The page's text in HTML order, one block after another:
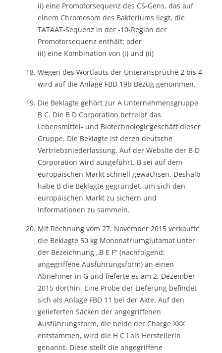
ii) eine Promotorsequenz des CS-Gens, das auf
einem Chromosom des Bakteriums liegt, die
TATAAT-Sequenz in der -10-Region der
Promotorsequenz enthält; oder
iii) eine Kombination von (i) und (ii)
Wegen des Wortlauts der Unteransprüche 2 bis 4
wird auf die Anlage FBD 19b Bezug genommen.
Die Beklagte gehört zur A Unternehmensgruppe
B C. Die B D Corporation betreibt das
Lebensmittel- und Biotechnologiegeschäft dieser
Gruppe. Die Beklagte ist deren deutsche
Vertriebsniederlassung. Auf der Website der B D
Corporation wird ausgeführt, B sei auf dem
europäischen Markt schnell gewachsen. Deshalb
habe B die Beklagte gegründet, um sich den
europäischen Markt zu sichern und
Informationen zu sammeln.
Mit Rechnung vom 27. November 2015 verkaufte
die Beklagte 50 kg Mononatriumglutamat unter
der Bezeichnung „B E F“ (nachfolgend:
angegriffene Ausführungsform) an einen
Abnehmer in G und lieferte es am 2. Dezember
2015 dorthin. Eine Probe der Lieferung befindet
sich als Anlage FBD 11 bei der Akte. Auf den
gelieferten Säcken der angegriffenen
Ausführungsform, die beide der Charge XXX
entstammen, wird die H C I als Herstellerin
genannt. Diese stellt die angegriffene